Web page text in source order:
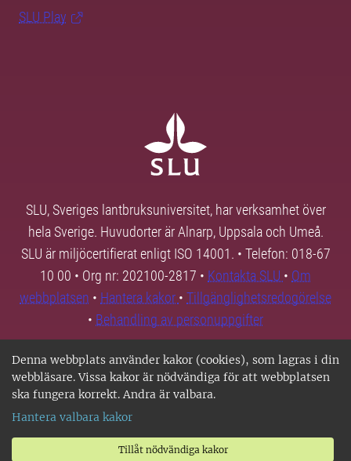
Denna webbplats använder kakor (cookies), som lagras i din
webbläsare. Vissa kakor är nödvändiga för att webbplatsen
ska fungera korrekt. Andra är valbara.
Hantera valbara kakor
Tillåt nödvändiga kakor
SLU Play
SLU, Sveriges lantbruksuniversitet, har verksamhet över
hela Sverige. Huvudorter är Alnarp, Uppsala och Umeå.
SLU är miljöcertifierat enligt ISO 14001. • Telefon: 018-67
10 00 • Org nr: 202100-2817 • Kontakta SLU • Om
webbplatsen • Hantera kakor • Tillgänglighetsredogörelse
• Behandling av personuppgifter